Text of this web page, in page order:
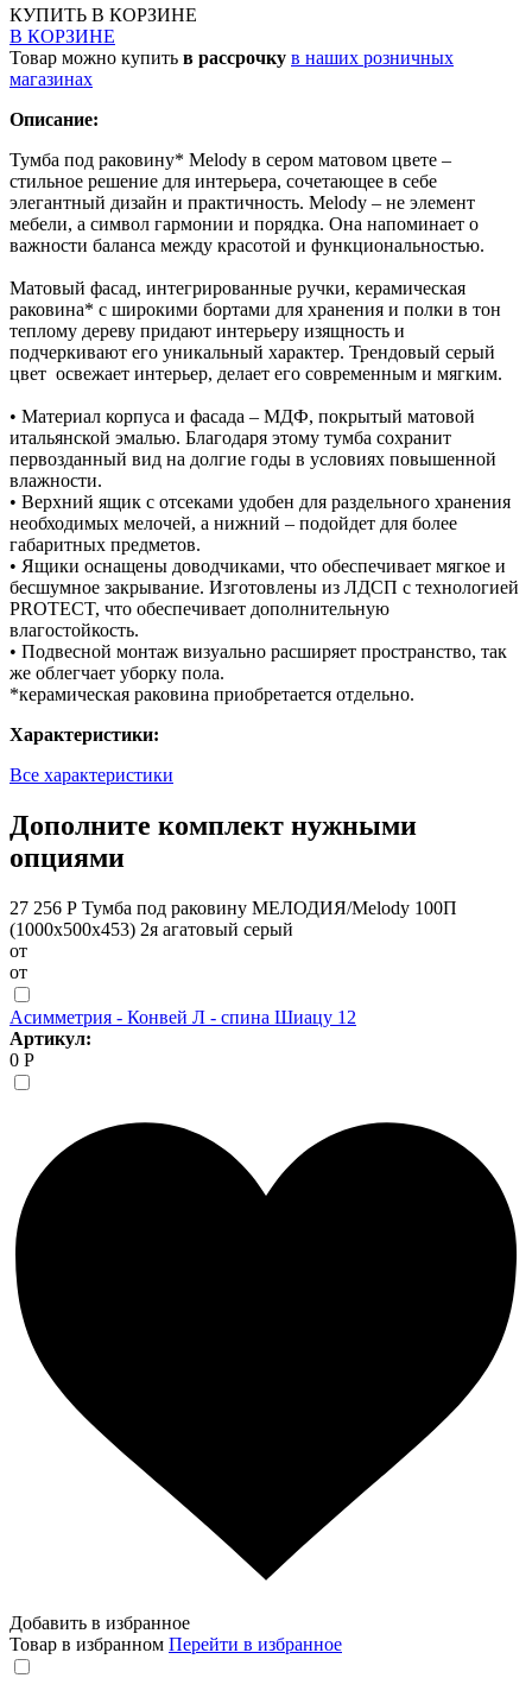
КУПИТЬ В КОРЗИНЕ
В КОРЗИНЕ
Товар можно купить в рассрочку в наших розничных
магазинах
Описание:
Тумба под раковину* Melody в сером матовом цвете –
стильное решение для интерьера, сочетающее в себе
элегантный дизайн и практичность. Melody – не элемент
мебели, а символ гармонии и порядка. Она напоминает о
важности баланса между красотой и функциональностью.
Матовый фасад, интегрированные ручки, керамическая
раковина* с широкими бортами для хранения и полки в тон
теплому дереву придают интерьеру изящность и
подчеркивают его уникальный характер. Трендовый серый
цвет освежает интерьер, делает его современным и мягким.
• Материал корпуса и фасада – МДФ, покрытый матовой
итальянской эмалью. Благодаря этому тумба сохранит
первозданный вид на долгие годы в условиях повышенной
влажности.
• Верхний ящик с отсеками удобен для раздельного хранения
необходимых мелочей, а нижний – подойдет для более
габаритных предметов.
• Ящики оснащены доводчиками, что обеспечивает мягкое и
бесшумное закрывание. Изготовлены из ЛДСП с технологией
PROTECT, что обеспечивает дополнительную
влагостойкость.
• Подвесной монтаж визуально расширяет пространство, так
же облегчает уборку пола.
*керамическая раковина приобретается отдельно.
Характеристики:
Все характеристики
Дополните комплект нужными
опциями
27 256 Р Тумба под раковину МЕЛОДИЯ/Melody 100П
(1000х500х453) 2я агатовый серый
от
от
Асимметрия - Конвей Л - спина Шиацу 12
Артикул:
0 Р
Добавить в избранное
Товар в избранном Перейти в избранное